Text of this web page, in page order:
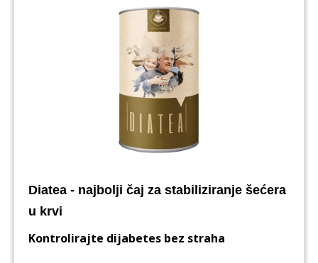
Diatea - najbolji čaj za stabiliziranje šećera
u krvi
Kontrolirajte dijabetes bez straha